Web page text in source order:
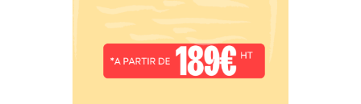
plus douce pour les surfaces sensibles.